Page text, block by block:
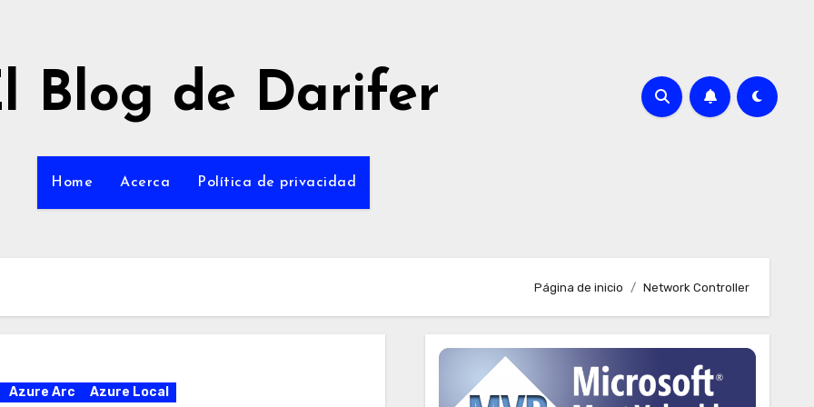
Blog de Darifer
Home Acerca Política de privacidad
Página de inicio Network Controller
Azure Arc Azure Local